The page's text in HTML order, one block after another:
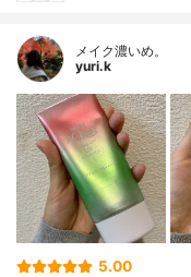
メイク濃いめ。
yuri.k
5.00